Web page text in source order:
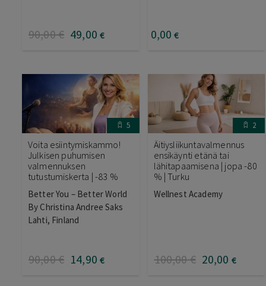
90,00€ 49,00 € 0,00 €
5
Voita esiintymiskammo!
Julkisen puhumisen
valmennuksen
tutustumiskerta | -83 %
Better You – Better World
By Christina Andree Saks
Lahti, Finland
90,00€ 14,90 €
2
Äitiysliikuntavalmennus
ensikäynti etänä tai
lähitapaamisena | jopa -80
% | Turku
Wellnest Academy
100,00€ 20,00 €